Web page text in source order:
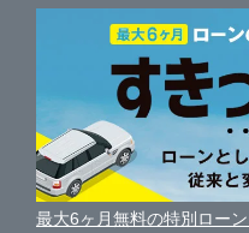
中古車人気ランキング
自動車ローンを調べる
ガリバーの自動車ローン
車買い替えの基礎知識
車を売る時よくある質問
便利な査定サービス
中古車買取相場（毎月更
車の個人売買ガイド
新車・中古車カタログ
車の燃費を調べる
車種別クチコミ
車比較サイト
サイトマップ
サイトの使用条件
利用規約
最大6ヶ月無料の特別ローン